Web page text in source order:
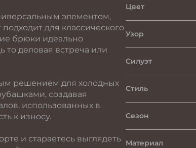
элементом,
для классического
брюки идеально
то деловая встреча или
решением для холодных
создавая
использованных в
к износу.
и стараетесь выглядеть
Цвет
Узор
Силуэт
Стиль
Сезон
Материал